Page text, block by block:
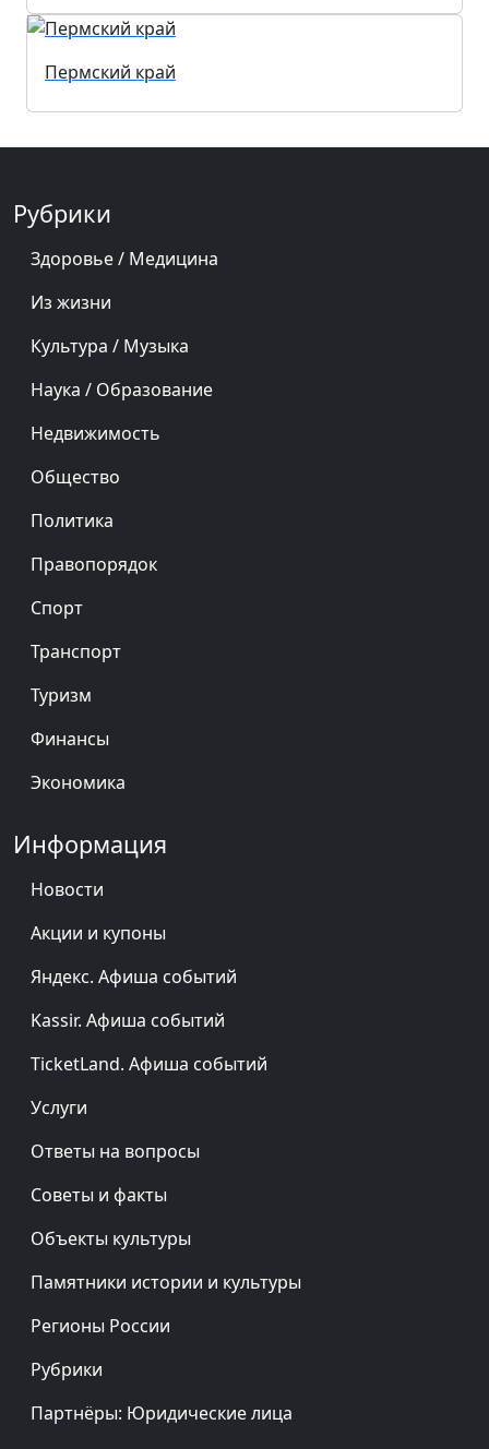
Пермский край
Рубрики
Здоровье / Медицина
Из жизни
Культура / Музыка
Наука / Образование
Недвижимость
Общество
Политика
Правопорядок
Спорт
Транспорт
Туризм
Финансы
Экономика
Информация
Новости
Акции и купоны
Яндекс. Афиша событий
Kassir. Афиша событий
TicketLand. Афиша событий
Услуги
Ответы на вопросы
Советы и факты
Объекты культуры
Памятники истории и культуры
Регионы России
Рубрики
Партнёры: Юридические лица